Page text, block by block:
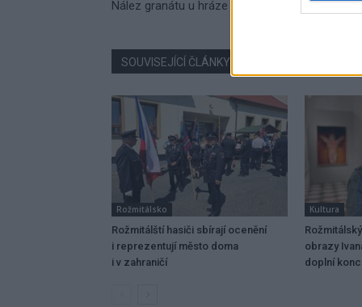
Nález granátu u hráze rybníku
SOUVISEJÍCÍ ČLÁNKY
Rožmitálsko
Rožmitálští hasiči sbírají ocenění
i reprezentují město doma
i v zahraničí
Kultura
obrazy
doplní